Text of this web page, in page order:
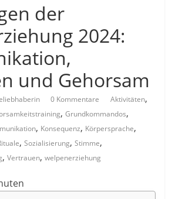
der
2024:
und Gehorsam
0 Kommentare Aktivitäten,
,Grundkommandos,
, Konsequenz, Körpersprache,
,Sozialisierung,Stimme,
,Vertrauen,welpenerziehung